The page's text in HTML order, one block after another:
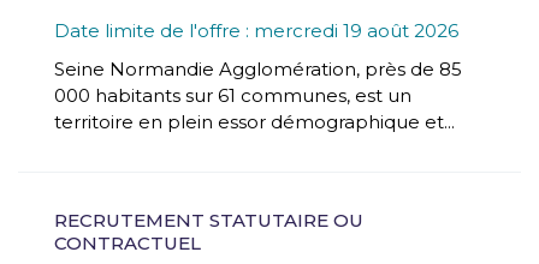
Date limite de l'offre : mercredi 19 août 2026
Seine Normandie Agglomération, près de 85
000 habitants sur 61 communes, est un
territoire en plein essor démographique et...
RECRUTEMENT STATUTAIRE OU
CONTRACTUEL